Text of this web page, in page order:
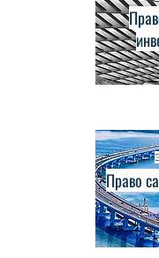
Право